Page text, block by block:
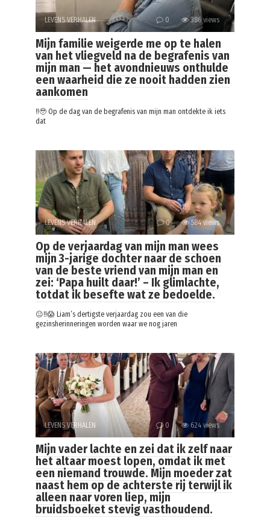
LEVENS VERHALEN 0 386 views
Mijn familie weigerde me op te halen
van het vliegveld na de begrafenis van
mijn man — het avondnieuws onthulde
een waarheid die ze nooit hadden zien
aankomen
‼️🥹 Op de dag van de begrafenis van mijn man ontdekte ik iets
dat
LEVENS VERHALEN 0 584 views
Op de verjaardag van mijn man wees
mijn 3-jarige dochter naar de schoen
van de beste vriend van mijn man en
zei: ‘Papa huilt daar!’ – Ik glimlachte,
totdat ik besefte wat ze bedoelde.
😐‼️😱 Liam’s dertigste verjaardag zou een van die
gezinsherinneringen worden waar we nog jaren
LEVENS VERHALEN 0 624 views
Mijn vader lachte en zei dat ik zelf naar
het altaar moest lopen, omdat ik met
een niemand trouwde. Mijn moeder zat
naast hem op de achterste rij terwijl ik
alleen naar voren liep, mijn
bruidsboeket stevig vasthoudend.